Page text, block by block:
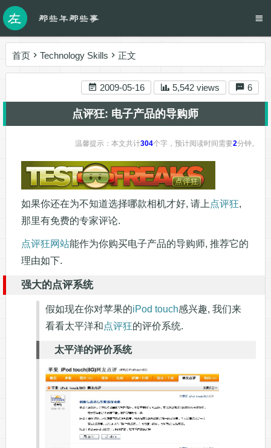
首页 Technology Skills 正文
2009-05-16 5,542 views 6
点评狂: 电子产品的导购师
温馨提示：本文共计304个字，预计阅读时间需要2分钟。
如果你还在为不知道选择哪款相机才好, 请上 点评狂,
那里有免费的专家评论.
点评狂网站能作为你购买电子产品的导购师, 推荐它的
理由如下.
强大的点评系统
假如现在你对苹果的iPod touch感兴趣, 我们来
看看太平洋和点评狂的评价系统.
太平洋的评价系统